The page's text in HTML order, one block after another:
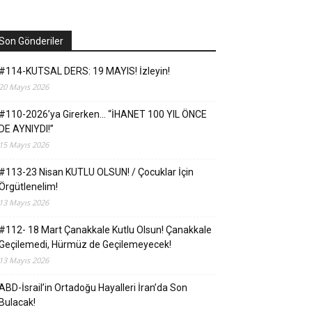
Gönderiler
KUTSAL DERS: 19 MAYIS! İzleyin!
Mayıs 2026
2026’ya Girerken… “İHANET 100 YIL ÖNCE
AYNIYDI!”
Mayıs 2026
23 Nisan KUTLU OLSUN! / Çocuklar İçin
Mayıs 2026
18 Mart Çanakkale Kutlu Olsun! Çanakkale
Hürmüz de Geçilemeyecek!
Mayıs 2026
İsrail’in Ortadoğu Hayalleri İran’da Son